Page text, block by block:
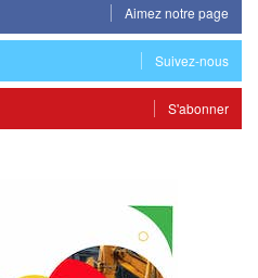
Aimez notre page
Suivez-nous
S'abonner